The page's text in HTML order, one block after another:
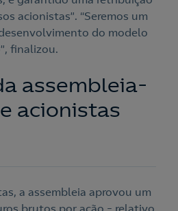
acionistas”. “Seremos um
do modelo
finalizou.
assembleia-
acionistas
a assembleia aprovou um
brutos por ação – relativo